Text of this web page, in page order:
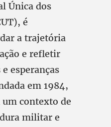
Única dos
é
a trajetória
e refletir
esperanças
em 1984,
um contexto de
militar e